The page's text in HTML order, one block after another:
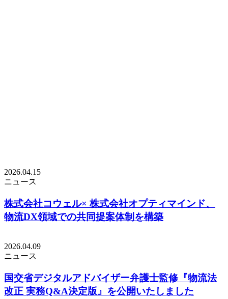
2026.04.15
ニュース
株式会社コウェル× 株式会社オプティマインド、
物流DX領域での共同提案体制を構築
2026.04.09
ニュース
国交省デジタルアドバイザー弁護士監修『物流法
改正 実務Q&A決定版』を公開いたしました